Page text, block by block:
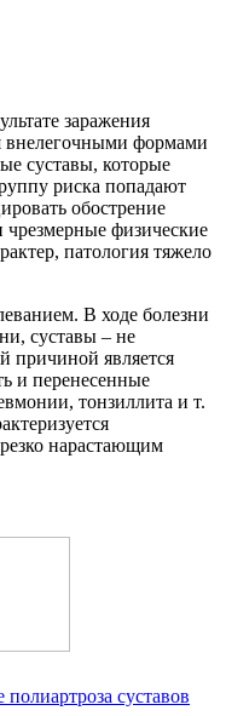
заражения
внелегочными формами
суставы, которые
риска попадают
обострение
физические
патология тяжело
В ходе болезни
суставы – не
причиной является
и перенесенные
тонзиллита и т.
нарастающим
суставов